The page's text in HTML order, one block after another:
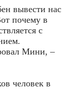
вывести нас
почему в
с
Мини, –
человек в